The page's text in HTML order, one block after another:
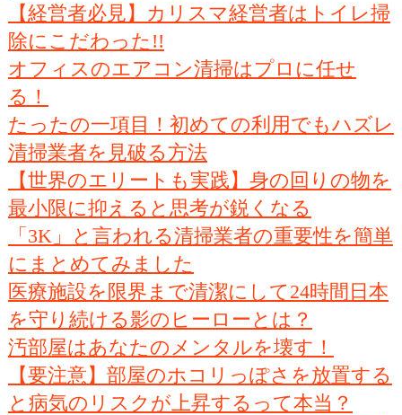
【経営者必見】カリスマ経営者はトイレ掃
除にこだわった!!
オフィスのエアコン清掃はプロに任せ
る！
たったの一項目！初めての利用でもハズレ
清掃業者を見破る方法
【世界のエリートも実践】身の回りの物を
最小限に抑えると思考が鋭くなる
「3K」と言われる清掃業者の重要性を簡単
にまとめてみました
医療施設を限界まで清潔にして24時間日本
を守り続ける影のヒーローとは？
汚部屋はあなたのメンタルを壊す！
【要注意】部屋のホコリっぽさを放置する
と病気のリスクが上昇するって本当？